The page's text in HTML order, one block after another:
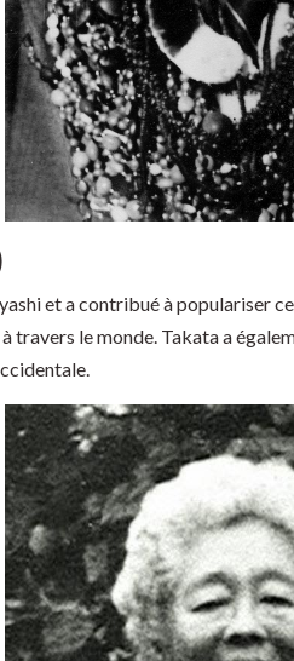
et a contribué à populariser
travers le monde. Takata a